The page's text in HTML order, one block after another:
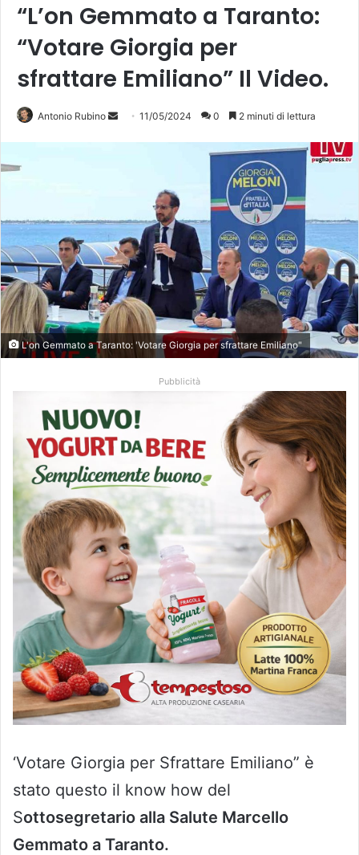
“L’on Gemmato a Taranto:
“Votare Giorgia per
sfrattare Emiliano” Il Video.
Antonio Rubino
Invia 11/05/2024 0 2 minuti di lettura
L'on Gemmato a Taranto: 'Votare Giorgia per sfrattare Emiliano"
Pubblicità
‘Votare Giorgia per Sfrattare Emiliano” è
stato questo il know how del
Sottosegretario alla Salute Marcello
Gemmato a Taranto.